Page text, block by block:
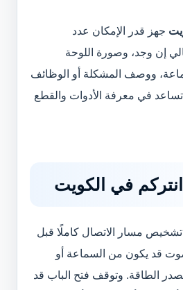
جهز قدر الإمكان عدد
إن وجد، وصورة اللوحة
ووصف المشكلة أو الوظائف
تساعد في معرفة الأدوات والقطع
في الكويت
تشخيص مسار الاتصال كاملًا قبل
قد يكون من السماعة أو
الطاقة. وتوقف فتح الباب قد